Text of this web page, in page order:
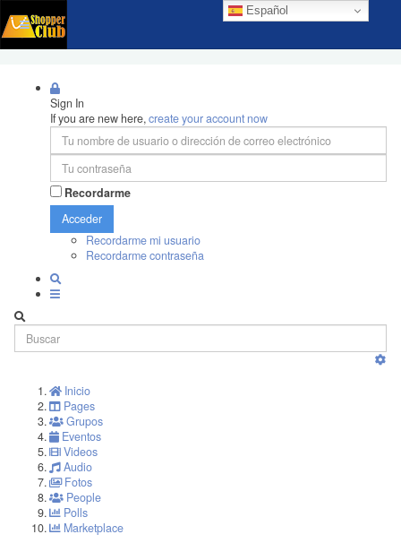
Español
Sign In
If you are new here,create your account now
Recordarme
Acceder
Recordarme mi usuario
Recordarme contraseña
Inicio
Pages
Grupos
Eventos
Videos
Audio
Fotos
People
Polls
Marketplace